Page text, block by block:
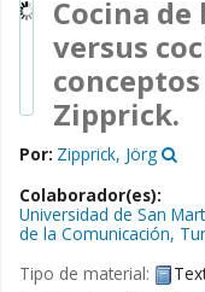
Cocina
versus
Zipprick.
Por: Zipprick, Jörg
Colaborador(es):
Universidad de San
de la Comunicación,
Tipo de material: